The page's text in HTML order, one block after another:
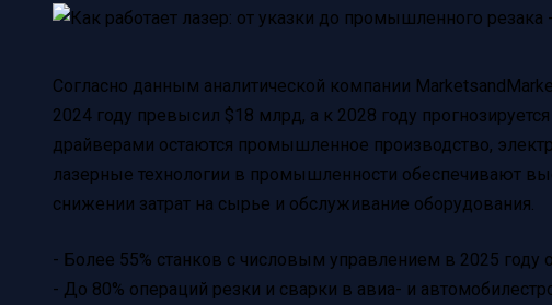
Согласно данным аналитической компании
2024 году превысил $18 млрд, а к 2028 году
драйверами остаются промышленное производство,
лазерные технологии в промышленности обеспечивают
снижении затрат на сырье и обслуживание оборудования.
- Более 55% станков с числовым управлением в 2025
- До 80% операций резки и сварки в авиа- и